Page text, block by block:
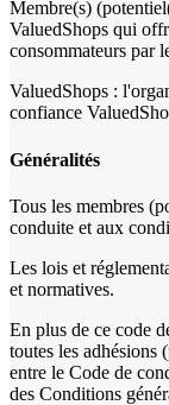
Membre(s)
ValuedShops qui
consommateurs par
ValuedShops :
confiance
Généralités
Tous les membres
conduite et aux
Les lois et
et normatives.
En plus de ce code
toutes les adhésions
entre le Code de
des Conditions